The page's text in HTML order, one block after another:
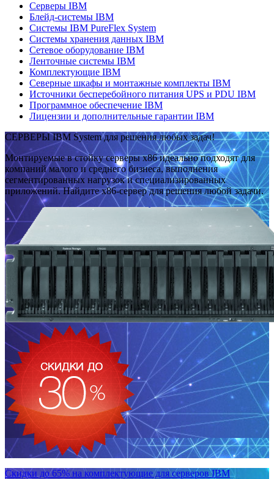
Серверы IBM
Блейд-системы IBM
Системы IBM PureFlex System
Системы хранения данных IBM
Сетевое оборудование IBM
Ленточные системы IBM
Комплектующие IBM
Северные шкафы и монтажные комплекты IBM
Источники бесперебойного питания UPS и PDU IBM
Программное обеспечение IBM
Лицензии и дополнительные гарантии IBM
СЕРВЕРЫ IBM System для решения любых задач!
Монтируемые в стойку серверы x86 идеально подходят для
компаний малого и среднего бизнеса, выполнения
сегментированных нагрузок и специализированных
приложений. Найдите x86-сервер для решения любой задачи.
Скидки до 65% на комплектующие для серверов IBM